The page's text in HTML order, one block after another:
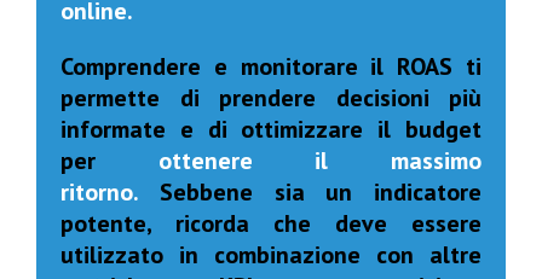
online.
Comprendere e monitorare il ROAS ti
permette di prendere decisioni più
informate e di ottimizzare il budget
per ottenere il massimo
ritorno. Sebbene sia un indicatore
potente, ricorda che deve essere
utilizzato in combinazione con altre